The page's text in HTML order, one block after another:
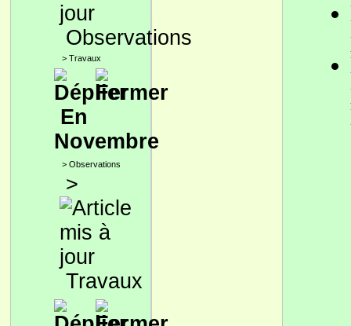
Observations
> Travaux
En
Novembre
> Observations
>
Travaux